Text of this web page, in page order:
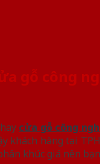
gỗ công
hay cửa gỗ công
khách hàng tại
khúc giá nên